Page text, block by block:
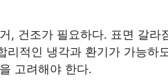
, 건조가 필요하다. 표면 갈라
적인 냉각과 환기가 가능하
고려해야 한다.